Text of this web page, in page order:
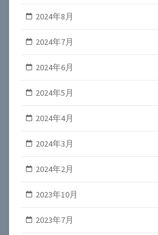
2024年8月
2024年7月
2024年6月
2024年5月
2024年4月
2024年3月
2024年2月
2023年10月
2023年7月